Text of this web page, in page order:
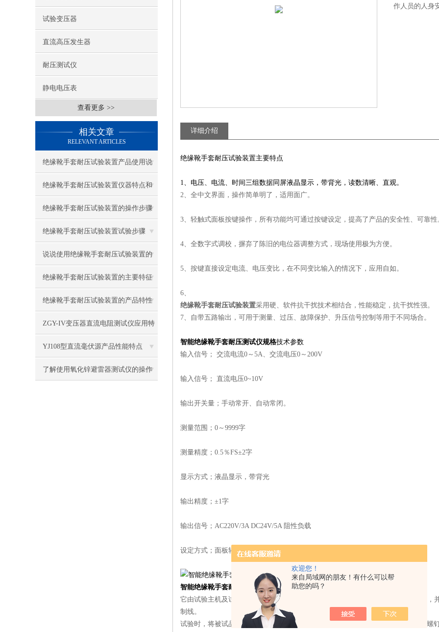
欢迎您！
来自局域网的朋友！有什么可以帮
助您的吗？
试验变压器
直流高压发生器
耐压测试仪
静电电压表
查看更多 >>
相关文章
RELEVANT ARTICLES
绝缘靴手套耐压试验装置产品使用说
明
绝缘靴手套耐压试验装置仪器特点和
参数
绝缘靴手套耐压试验装置的操作步骤
与注意事项
绝缘靴手套耐压试验装置试验步骤
说说使用绝缘靴手套耐压试验装置的
重要注意事项
绝缘靴手套耐压试验装置的主要特征
及技术参数
绝缘靴手套耐压试验装置的产品特性
及操作方法
ZGY-IV变压器直流电阻测试仪应用特
征
​YJ108型直流毫伏源产品性能特点
了解使用氧化锌避雷器测试仪的操作
作人员的人身
详细介绍
绝缘靴手套耐压试验装置主要特点
1、电压、电流、时间三组数据同屏液晶显示，带背光，读数清晰、直观。
2、全中文界面，操作简单明了，适用面广。
3、轻触式面板按键操作，所有功能均可通过按键设定，提高了产品的安全性、可靠性
4、全数字式调校，摒弃了陈旧的电位器调整方式，现场使用极为方便。
5、按键直接设定电流、电压变比，在不同变比输入的情况下，应用自如。
6、
绝缘靴手套耐压试验装置采用硬、软件抗干扰技术相结合，性能稳定，抗干扰性强。
7、自带五路输出，可用于测量、过压、故障保护、升压信号控制等用于不同场合。
智能绝缘靴手套耐压测试仪规格技术参数
输入信号； 交流电流0～5A、交流电压0～200V
输入信号； 直流电压0~10V
输出开关量；手动常开、自动常闭。
测量范围；0～9999字
测量精度；0.5％FS±2字
显示方式；液晶显示，带背光
输出精度；±1字
输出信号；AC220V/3A DC24V/5A 阻性负载
设定方式；面板轻触式按键数字设定 设定值断电*保持
智能绝缘靴手套耐压测试仪规格使用方法
它由试验主机及试验台两大部分组成。当拆开两部分的包装箱后，将试验台固定好
制线。
试验时，将被试品内装好钢珠（每只绝缘靴约用1.5-2.0公斤金属球），再通过锁紧